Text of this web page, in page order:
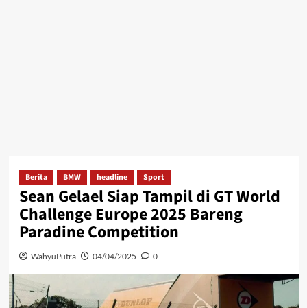
Berita BMW headline Sport
Sean Gelael Siap Tampil di GT World
Challenge Europe 2025 Bareng
Paradine Competition
WahyuPutra 04/04/2025 0